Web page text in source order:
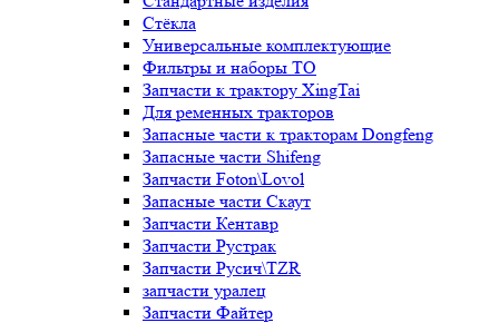
Стёкла
Универсальные комплектующие
Фильтры и наборы ТО
Запчасти к трактору XingTai
Для ременных тракторов
Запасные части к тракторам Dongfeng
Запасные части Shifeng
Запчасти Foton\Lovol
Запасные части Скаут
Запчасти Кентавр
Запчасти Рустрак
Запчасти Русич\TZR
запчасти уралец
Запчасти Файтер